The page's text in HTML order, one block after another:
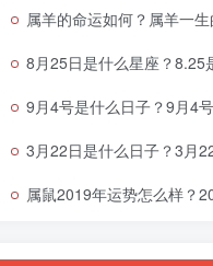
属羊的命运如何？属羊一
8月25日是什么星座？8.25是
9月4号是什么日子？9月4
3月22日是什么日子？3月22日是
属鼠2019年运势怎么样？2019年